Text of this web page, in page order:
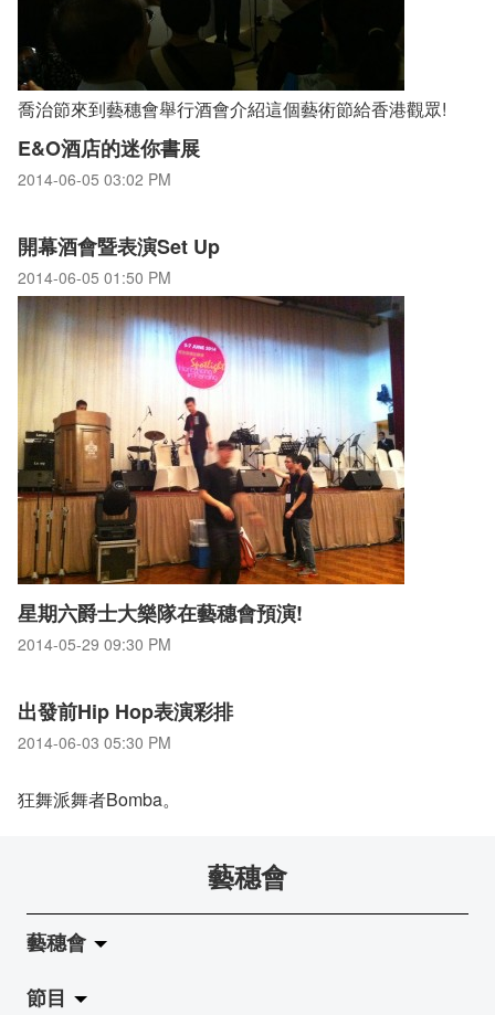
喬治節來到藝穗會舉行酒會介紹這個藝術節給香港觀眾!
E&O酒店的迷你書展
2014-06-05 03:02 PM
開幕酒會暨表演Set Up
2014-06-05 01:50 PM
星期六爵士大樂隊在藝穗會預演!
2014-05-29 09:30 PM
出發前Hip Hop表演彩排
2014-06-03 05:30 PM
狂舞派舞者Bomba。
藝穗會
藝穗會
關於藝穗會
節目